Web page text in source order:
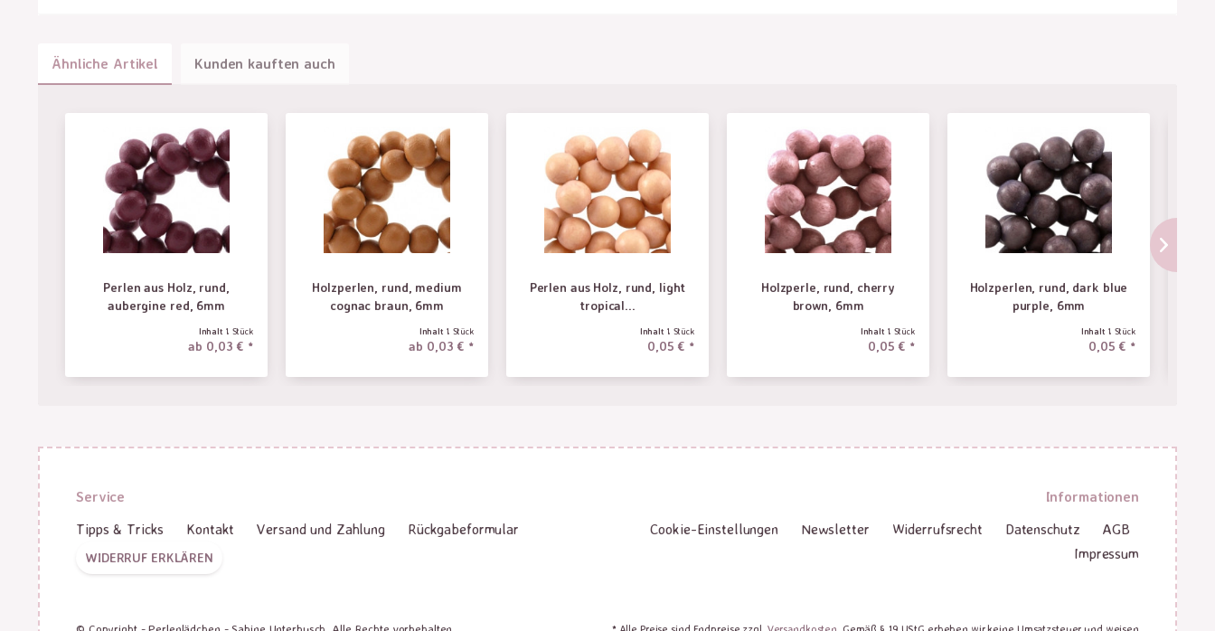
Ähnliche Artikel Kunden kauften auch
Perlen aus Holz, rund,
aubergine red, 6mm
Inhalt 1 Stück
ab 0,03 € *
Holzperlen, rund, medium
cognac braun, 6mm
Inhalt 1 Stück
ab 0,03 € *
Perlen aus Holz, rund, light
tropical...
Inhalt 1 Stück
0,05 € *
Holzperle, rund, cherry
brown, 6mm
Inhalt 1 Stück
0,05 € *
Holzperlen, rund, dark blue
purple, 6mm
Inhalt 1 Stück
0,05 € *
Service
Tipps & Tricks
Kontakt Versand und Zahlung Rückgabeformular
WIDERRUF ERKLÄREN
Informationen
Cookie-Einstellungen
Newsletter Widerrufsrecht Datenschutz
AGB
Impressum